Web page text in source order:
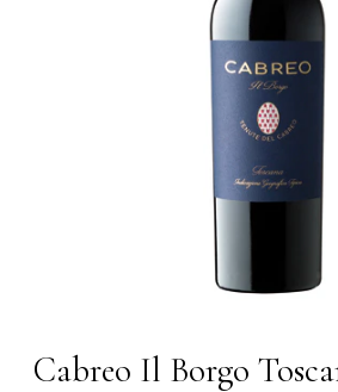
Cabreo Il Borgo